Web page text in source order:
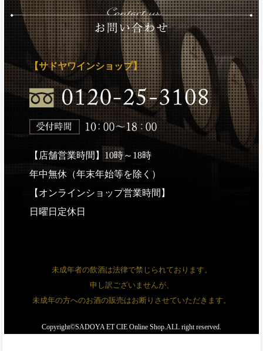
【サドヤワインショップ】
【店舗営業時間】10時～18時
年中無休（年末年始等を除く）
【オンラインショップ営業時間】
日曜日定休日
未成年者の飲酒は法律で禁じられております。
申し訳ございませんが、
未成年の方へのお酒の販売はお断りさせていただきます。
Copyright©SADOYA ET CIE Online Shop.ALL right reserved.